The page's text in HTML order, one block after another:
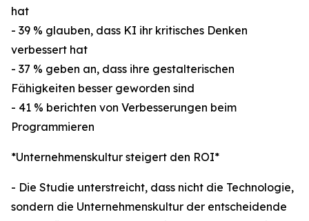
hat
- 39 % glauben, dass KI ihr kritisches Denken
verbessert hat
- 37 % geben an, dass ihre gestalterischen
Fähigkeiten besser geworden sind
- 41 % berichten von Verbesserungen beim
Programmieren
*Unternehmenskultur steigert den ROI*
- Die Studie unterstreicht, dass nicht die Technologie,
sondern die Unternehmenskultur der entscheidende